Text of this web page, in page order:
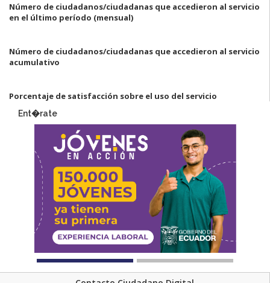
Número de ciudadanos/ciudadanas que accedieron al servicio
en el último período (mensual)
Número de ciudadanos/ciudadanas que accedieron al servicio
acumulativo
Porcentaje de satisfacción sobre el uso del servicio
Ent�rate